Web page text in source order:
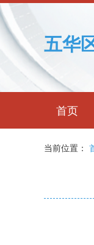
五华
首页
当前位置：